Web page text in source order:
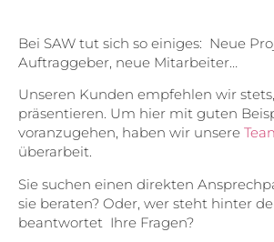
Bei SAW tut sich so einiges: Neue
Auftraggeber, neue Mitarbeiter…
Unseren Kunden empfehlen wir
präsentieren. Um hier mit guten
voranzugehen, haben wir unsere
überarbeit.
Sie suchen einen direkten
sie beraten? Oder, wer steht hinter
beantwortet Ihre Fragen?